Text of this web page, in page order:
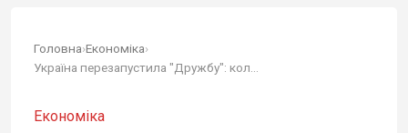
Головна›Економіка›
Економіка